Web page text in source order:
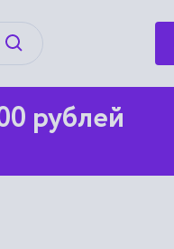
Искать
рублей